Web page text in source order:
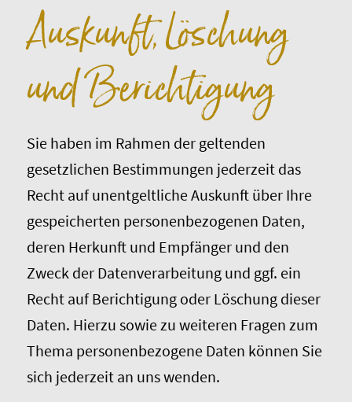
Auskunft, Löschung
und Berichtigung
Sie haben im Rahmen der geltenden
gesetzlichen Bestimmungen jederzeit das
Recht auf unentgeltliche Auskunft über Ihre
gespeicherten personenbezogenen Daten,
deren Herkunft und Empfänger und den
Zweck der Datenverarbeitung und ggf. ein
Recht auf Berichtigung oder Löschung dieser
Daten. Hierzu sowie zu weiteren Fragen zum
Thema personenbezogene Daten können Sie
sich jederzeit an uns wenden.